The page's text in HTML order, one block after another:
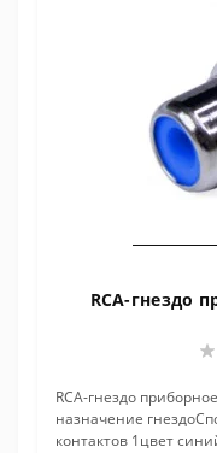
RCA-гнездо
RCA-гнездо
назначение
контактов 1цвет